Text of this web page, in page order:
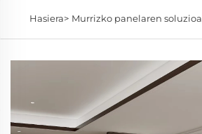
Hasiera> Murrizko panelaren soluzioa